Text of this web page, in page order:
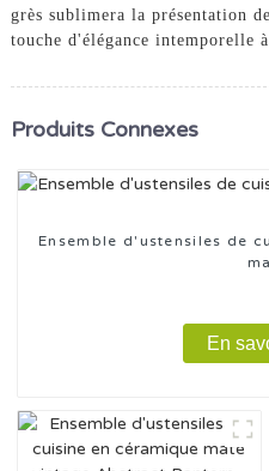
grès sublimera la présentation
touche d'élégance intemporelle
Produits Connexes
Ensemble d'ustensiles de
En